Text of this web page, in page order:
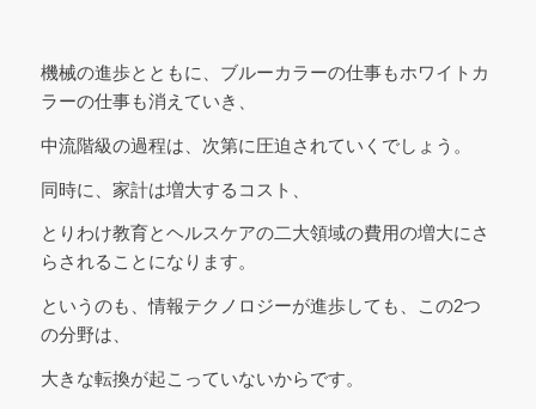
機械の進歩とともに、ブルーカラーの仕事もホワイトカ
ラーの仕事も消えていき、
中流階級の過程は、次第に圧迫されていくでしょう。
同時に、家計は増大するコスト、
とりわけ教育とヘルスケアの二大領域の費用の増大にさ
らされることになります。
というのも、情報テクノロジーが進歩しても、この2つ
の分野は、
大きな転換が起こっていないからです。